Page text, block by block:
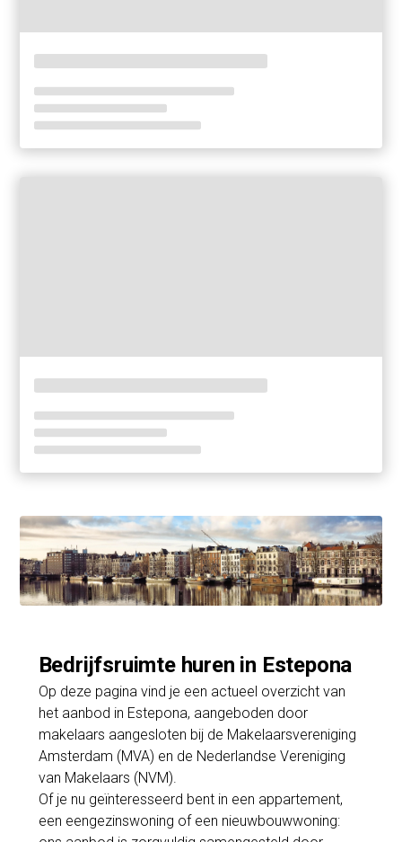
Bedrijfsruimte huren in Estepona
Op deze pagina vind je een actueel overzicht van
het aanbod in Estepona, aangeboden door
makelaars aangesloten bij de Makelaarsvereniging
Amsterdam (MVA) en de Nederlandse Vereniging
van Makelaars (NVM).
Of je nu geïnteresseerd bent in een appartement,
een eengezinswoning of een nieuwbouwwoning: